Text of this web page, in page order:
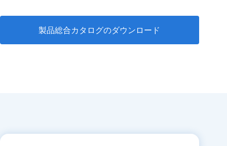
製品総合カタログのダウンロード